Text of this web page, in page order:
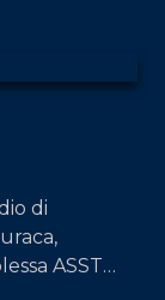
di
ASST